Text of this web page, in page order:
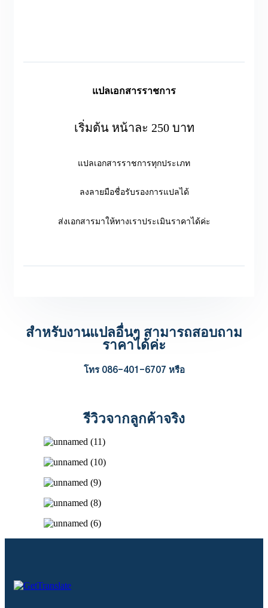
แปลเอกสารราชการ
เริ่มต้น หน้าละ 250 บาท
แปลเอกสารราชการทุกประเภท
ลงลายมือชื่อรับรองการแปลได้
ส่งเอกสารมาให้ทางเราประเมินราคาได้ค่ะ
สำหรับงานแปลอื่นๆ สามารถสอบถาม
ราคาได้ค่ะ
โทร 086-401-6707 หรือ
รีวิวจากลูกค้าจริง